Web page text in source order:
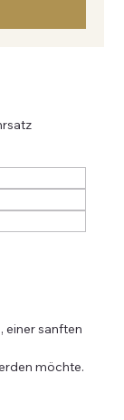
einer sanften
möchte.